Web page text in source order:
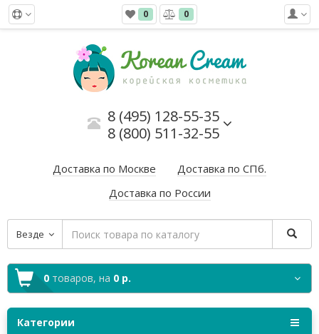
0 0
8 (495) 128-55-35
8 (800) 511-32-55
Доставка по Москве
Доставка по СПб.
Доставка по России
Везде
0 товаров, на 0 р.
Категории